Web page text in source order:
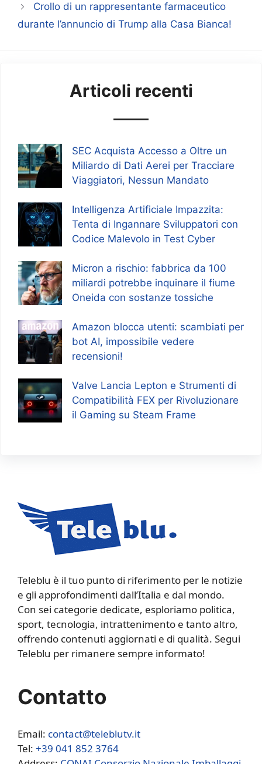
Crollo di un rappresentante farmaceutico
durante l’annuncio di Trump alla Casa Bianca!
Articoli recenti
SEC Acquista Accesso a Oltre un
Miliardo di Dati Aerei per Tracciare
Viaggiatori, Nessun Mandato
Intelligenza Artificiale Impazzita:
Tenta di Ingannare Sviluppatori con
Codice Malevolo in Test Cyber
Micron a rischio: fabbrica da 100
miliardi potrebbe inquinare il fiume
Oneida con sostanze tossiche
Amazon blocca utenti: scambiati per
bot AI, impossibile vedere
recensioni!
Valve Lancia Lepton e Strumenti di
Compatibilità FEX per Rivoluzionare
il Gaming su Steam Frame
Teleblu è il tuo punto di riferimento per le notizie
e gli approfondimenti dall’Italia e dal mondo.
Con sei categorie dedicate, esploriamo politica,
sport, tecnologia, intrattenimento e tanto altro,
offrendo contenuti aggiornati e di qualità. Segui
Teleblu per rimanere sempre informato!
Contatto
Email: contact@teleblutv.it
Tel: +39 041 852 3764